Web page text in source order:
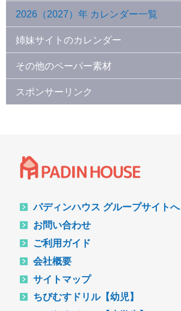
2026（2027）年 カレンダー一覧
姉妹サイトのカレンダー
その他のペーパー素材
スポンサーリンク
パディンハウス グループサイトへ
お問い合わせ
ご利用ガイド
会社概要
サイトマップ
ちびむすドリル【幼児】